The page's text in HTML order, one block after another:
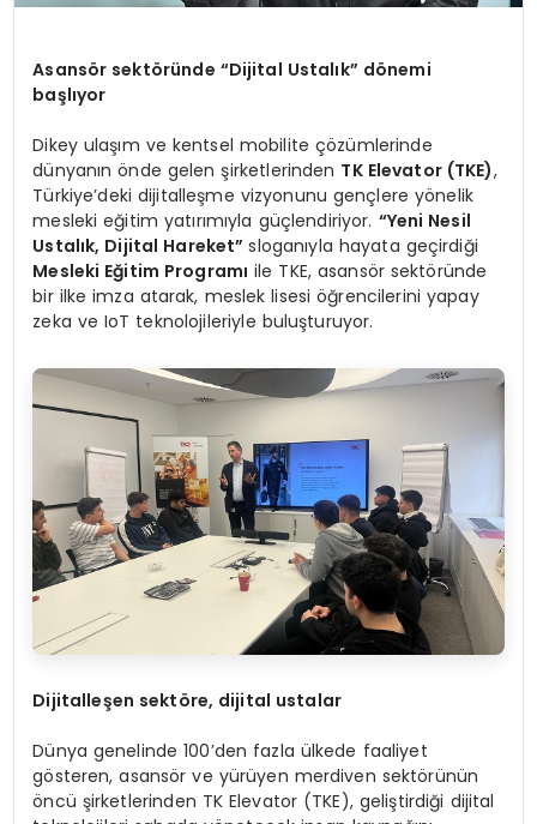
Asansör sektöründe “Dijital Ustalık” dönemi
başlıyor
Dikey ulaşım ve kentsel mobilite çözümlerinde
dünyanın önde gelen şirketlerinden TK Elevator (TKE),
Türkiye’deki dijitalleşme vizyonunu gençlere yönelik
mesleki eğitim yatırımıyla güçlendiriyor. “Yeni Nesil
Ustalık, Dijital Hareket”sloganıyla hayata geçirdiği
Mesleki Eğitim Programı ile TKE, asansör sektöründe
bir ilke imza atarak, meslek lisesi öğrencilerini yapay
zeka ve IoT teknolojileriyle buluşturuyor.
Dijitalleşen sektöre, dijital ustalar
Dünya genelinde 100’den fazla ülkede faaliyet
gösteren, asansör ve yürüyen merdiven sektörünün
öncü şirketlerinden TK Elevator (TKE), geliştirdiği dijital